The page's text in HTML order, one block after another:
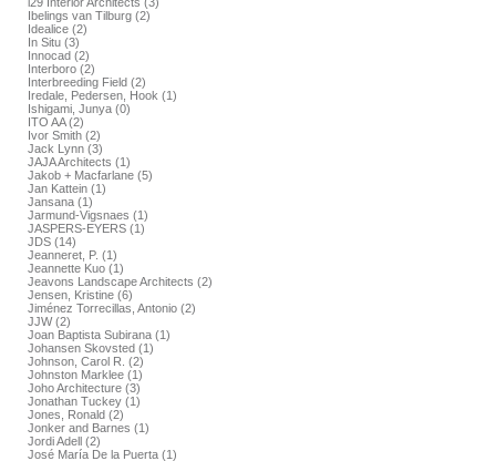
Ibelings van Tilburg (2)
Idealice (2)
In Situ (3)
Innocad (2)
Interboro (2)
Interbreeding Field (2)
Iredale, Pedersen, Hook (1)
Ishigami, Junya (0)
ITO AA (2)
Ivor Smith (2)
Jack Lynn (3)
JAJA Architects (1)
Jakob + Macfarlane (5)
Jan Kattein (1)
Jansana (1)
Jarmund-Vigsnaes (1)
JASPERS-EYERS (1)
JDS (14)
Jeanneret, P. (1)
Jeannette Kuo (1)
Jeavons Landscape Architects (2)
Jensen, Kristine (6)
Jiménez Torrecillas, Antonio (2)
JJW (2)
Joan Baptista Subirana (1)
Johansen Skovsted (1)
Johnson, Carol R. (2)
Johnston Marklee (1)
Joho Architecture (3)
Jonathan Tuckey (1)
Jones, Ronald (2)
Jonker and Barnes (1)
Jordi Adell (2)
José María De la Puerta (1)